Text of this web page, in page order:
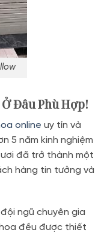
Đâu Phù Hợp!
online uy tín và
5 năm kinh nghiệm
đã trở thành một
hàng tin tưởng và
ngũ chuyên gia
đều được thiết